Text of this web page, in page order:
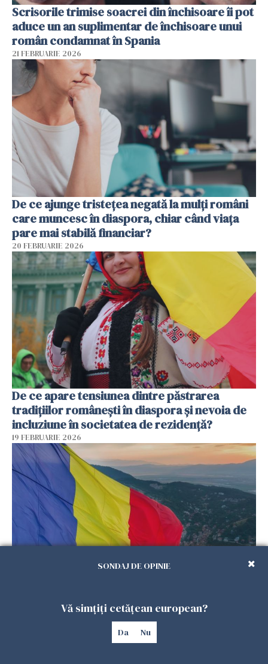
Scrisorile trimise soacrei din închisoare îi pot
aduce un an suplimentar de închisoare unui
român condamnat în Spania
21 FEBRUARIE 2026
De ce ajunge tristețea negată la mulți români
care muncesc în diaspora, chiar când viața
pare mai stabilă financiar?
20 FEBRUARIE 2026
De ce apare tensiunea dintre păstrarea
tradițiilor românești în diaspora și nevoia de
incluziune în societatea de rezidență?
19 FEBRUARIE 2026
pentru românii din diaspora, chiar când viața
pare aranjată pe hârtie?
SONDAJ DE OPINIE
Vă simțiți cetățean european?
Da Nu